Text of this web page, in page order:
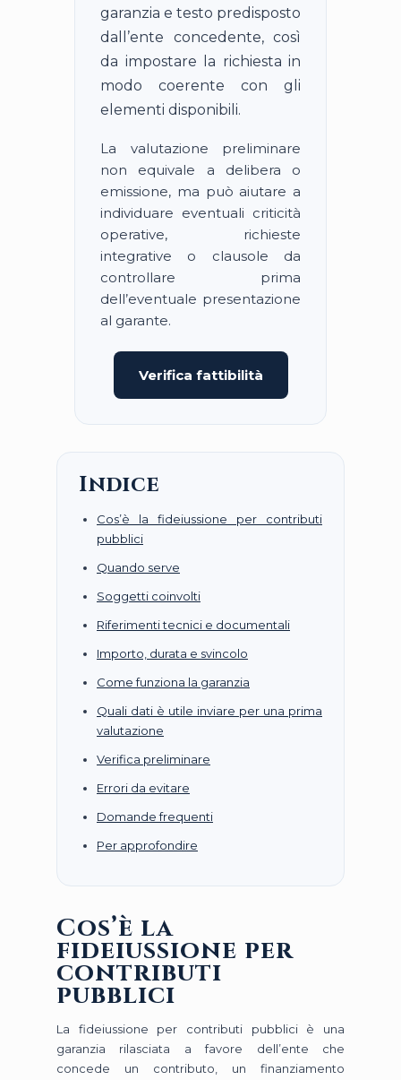
garanzia e testo predisposto
dall’ente concedente, così
da impostare la richiesta in
modo coerente con gli
elementi disponibili.
La valutazione preliminare
non equivale a delibera o
emissione, ma può aiutare a
individuare eventuali criticità
operative, richieste
integrative o clausole da
controllare prima
dell’eventuale presentazione
al garante.
Verifica fattibilità
Indice
Cos’è la fideiussione per contributi
pubblici
Quando serve
Soggetti coinvolti
Riferimenti tecnici e documentali
Importo, durata e svincolo
Come funziona la garanzia
Quali dati è utile inviare per una prima
valutazione
Verifica preliminare
Errori da evitare
Domande frequenti
Per approfondire
Cos’è la
fideiussione per
contributi
pubblici
La fideiussione per contributi pubblici è una
garanzia rilasciata a favore dell’ente che
concede un contributo, un finanziamento